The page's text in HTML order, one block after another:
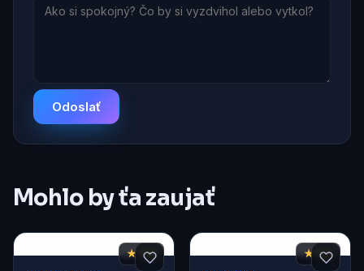
Odoslať
Mohlo by ťa zaujať
★ 7,8 ★ 7,2